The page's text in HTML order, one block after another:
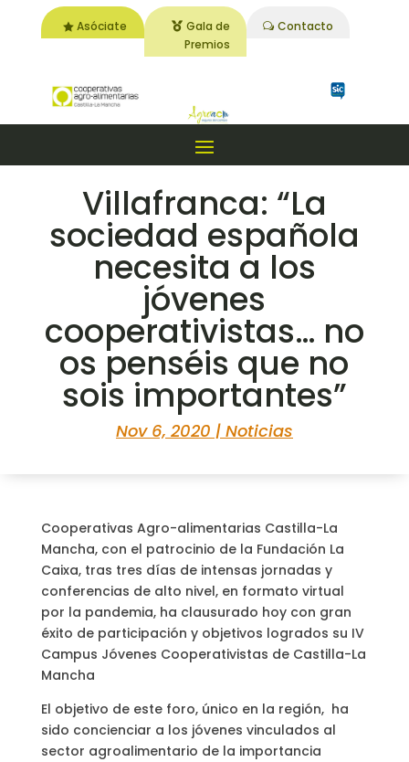
Asóciate
Gala de
Premios
Contacto
Villafranca: “La
sociedad española
necesita a los
jóvenes
cooperativistas… no
os penséis que no
sois importantes”
Nov 6, 2020 | Noticias
Cooperativas Agro-alimentarias Castilla-La
Mancha, con el patrocinio de la Fundación La
Caixa, tras tres días de intensas jornadas y
conferencias de alto nivel, en formato virtual
por la pandemia, ha clausurado hoy con gran
éxito de participación y objetivos logrados su IV
Campus Jóvenes Cooperativistas de Castilla-La
Mancha
El objetivo de este foro, único en la región, ha
sido concienciar a los jóvenes vinculados al
sector agroalimentario de la importancia